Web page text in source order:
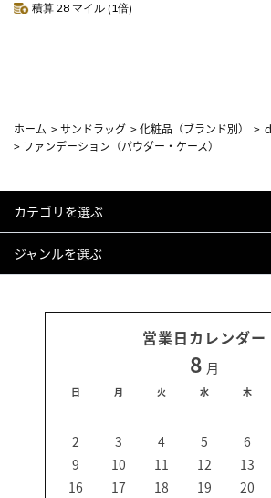
積算 28 マイル (1倍)
ホーム >サンドラッグ >化粧品（ブランド別） >
> ファンデーション（パウダー・ケース）
カテゴリを選ぶ
ジャンルを選ぶ
営業日カレンダー
8 月
日 月 火 水 木
2
3 4 5 6
9
10 11 12 13
16
17 18 19 20